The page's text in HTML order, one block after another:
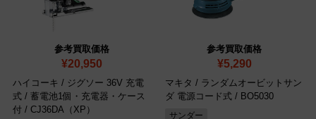
参考買取価格
¥20,950
ハイコーキ / ジグソー 36V 充電
式 / 蓄電池1個・充電器・ケース
付 / CJ36DA（XP）
参考買取価格
¥5,290
マキタ / ランダムオービットサン
ダ 電源コード式 / BO5030
サンダー